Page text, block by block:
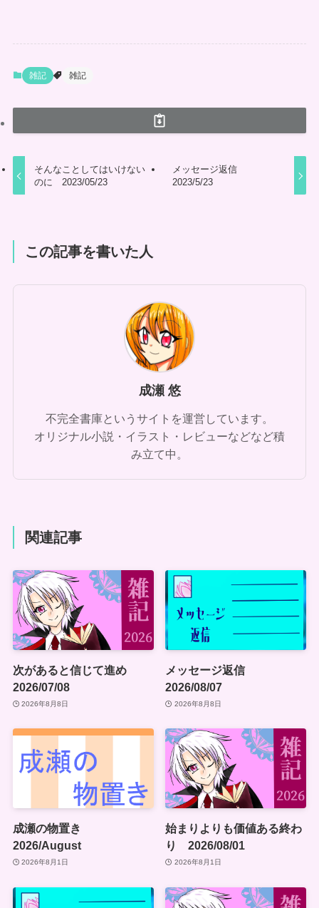
雑記 雑記
そんなことしてはいけない
のに 2023/05/23
メッセージ返信
2023/5/23
この記事を書いた人
成瀬 悠
不完全書庫というサイトを運営しています。
オリジナル小説・イラスト・レビューなどなど積
み立て中。
関連記事
次があると信じて進め
2026/07/08
2026年8月8日
メッセージ返信
2026/08/07
2026年8月8日
成瀬の物置き
2026/August
2026年8月1日
始まりよりも価値ある終わ
り 2026/08/01
2026年8月1日